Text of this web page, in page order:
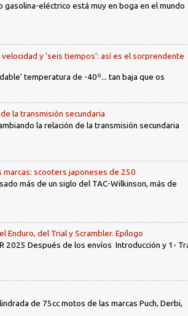
eléctrico está muy en boga en el mundo
y 'seis tiempos': así es el sorprendente
temperatura de -40º... tan baja que os
la transmisión secundaria
la relación de la transmisión secundaria
scooters japoneses de 250
más de un siglo del TAC-Wilkinson, más de
Enduro, del Trial y Scrambler. Epílogo
2025 Después de los envíos Introducción y 1-
de 75cc motos de las marcas Puch, Derbi,